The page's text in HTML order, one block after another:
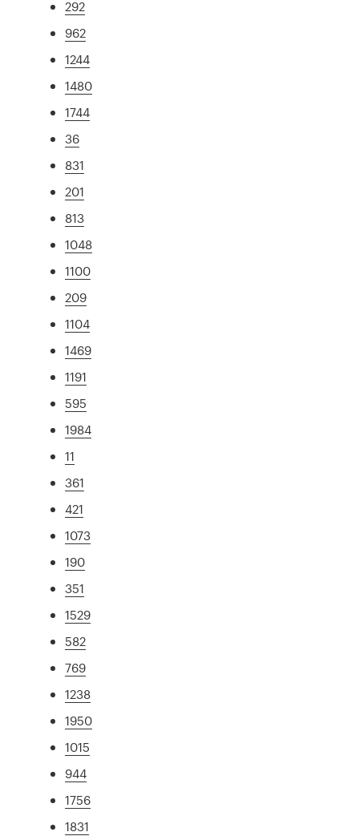
292
962
1244
1480
1744
36
831
201
813
1048
1100
209
1104
1469
1191
595
1984
11
361
421
1073
190
351
1529
582
769
1238
1950
1015
944
1756
1831